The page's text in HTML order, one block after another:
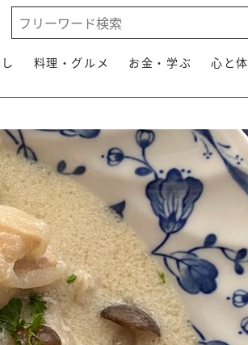
料理・グルメ お金・学ぶ 心と体